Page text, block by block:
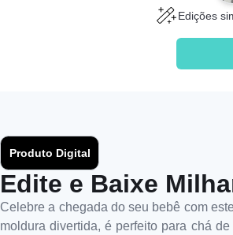
Edições
Produto Digital
Edite e Baixe
Celebre a chegada do seu bebê com
moldura divertida, é perfeito para chá